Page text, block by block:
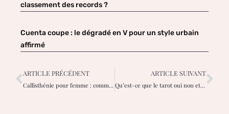
classement des records ?
Cuenta coupe : le dégradé en V pour un style urbain
affirmé
ARTICLE PRÉCÉDENT
Callisthénie pour femme : comment bien débuter et progresser efficacement
ARTICLE SUIVANT
Qu’est-ce que le tarot oui non et à quoi ça sert ?